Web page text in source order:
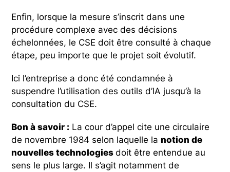
Enfin, lorsque la mesure s’inscrit dans une
procédure complexe avec des décisions
échelonnées, le CSE doit être consulté à chaque
étape, peu importe que le projet soit évolutif.
Ici l’entreprise a donc été condamnée à
suspendre l’utilisation des outils d’IA jusqu’à la
consultation du CSE.
Bon à savoir : La cour d’appel cite une circulaire
de novembre 1984 selon laquelle la notion de
nouvelles technologiesdoit être entendue au
sens le plus large. Il s’agit notamment de